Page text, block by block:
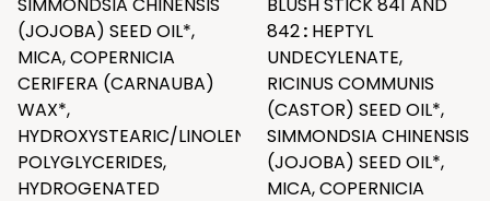
(JOJOBA) SEED OIL*,
MICA, COPERNICIA
CERIFERA (CARNAUBA)
WAX*,
HYDROXYSTEARIC/LINOLENIC/OLEIC
POLYGLYCERIDES,
HYDROGENATED
842: HEPTYL
UNDECYLENATE,
RICINUS COMMUNIS
(CASTOR) SEED OIL*,
SIMMONDSIA CHINENSIS
(JOJOBA) SEED OIL*,
MICA, COPERNICIA